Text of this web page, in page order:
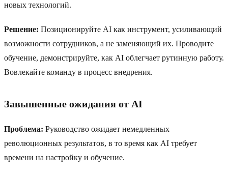
новых технологий.
Решение: Позиционируйте AI как инструмент, усиливающий
возможности сотрудников, а не заменяющий их. Проводите
обучение, демонстрируйте, как AI облегчает рутинную работу.
Вовлекайте команду в процесс внедрения.
Завышенные ожидания от AI
Проблема: Руководство ожидает немедленных
революционных результатов, в то время как AI требует
времени на настройку и обучение.